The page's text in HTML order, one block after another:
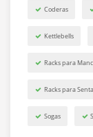
Coderas
Kettlebells
Racks para
Racks para
Sogas